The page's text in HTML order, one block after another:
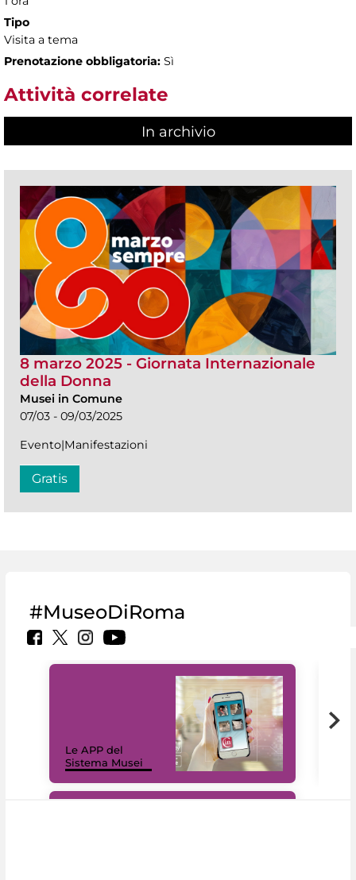
Tipo
Visita a tema
Prenotazione obbligatoria: Sì
Attività correlate
In archivio
8 marzo 2025 - Giornata Internazionale
della Donna
Musei in Comune
07/03 - 09/03/2025
Evento|Manifestazioni
Gratis
#MuseoDiRoma
Le APP del
Sistema Musei